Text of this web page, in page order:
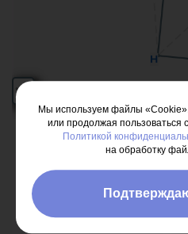
Мы используем файлы
или продолжая пользоваться
Политикой
на обработку